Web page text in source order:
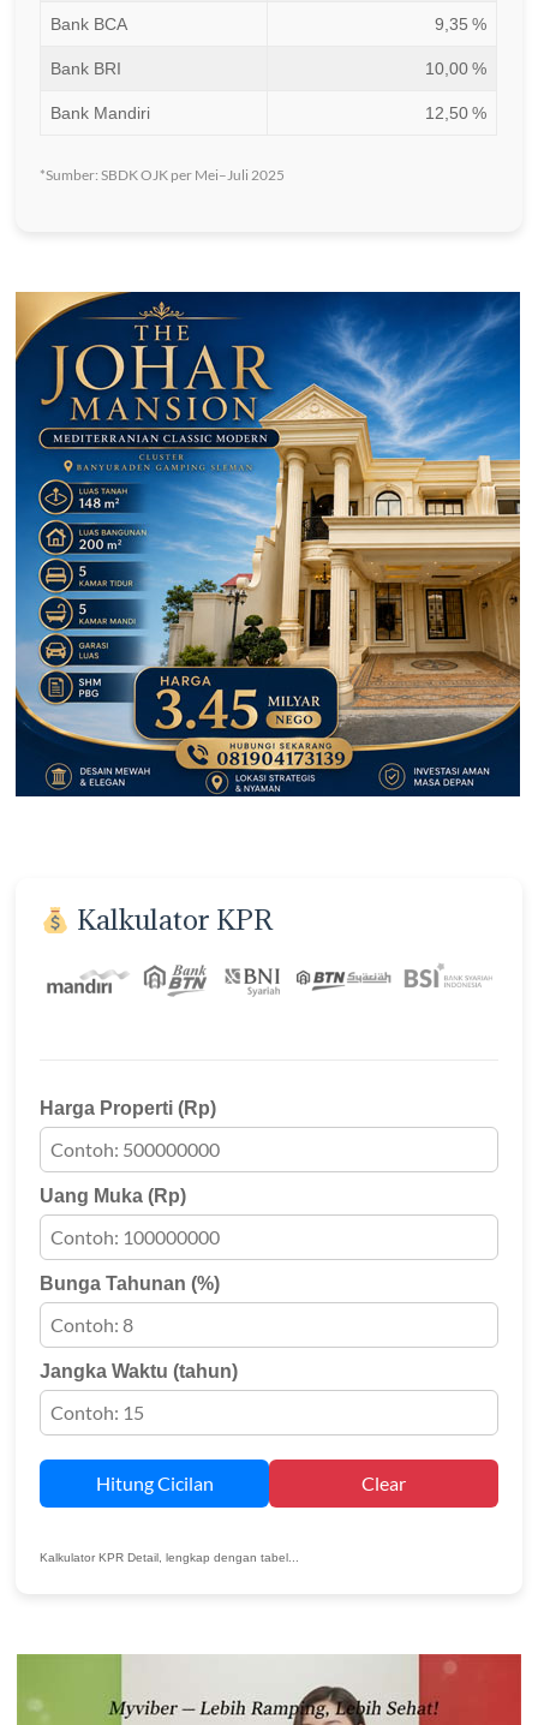
Bank BCA 9,35 %
Bank BRI 10,00 %
Bank Mandiri 12,50 %
*Sumber: SBDK OJK per Mei–Juli 2025
Kalkulator KPR
Harga Properti (Rp)
Uang Muka (Rp)
Bunga Tahunan (%)
Jangka Waktu (tahun)
Hitung Cicilan Clear
Kalkulator KPR Detail, lengkap dengan tabel...